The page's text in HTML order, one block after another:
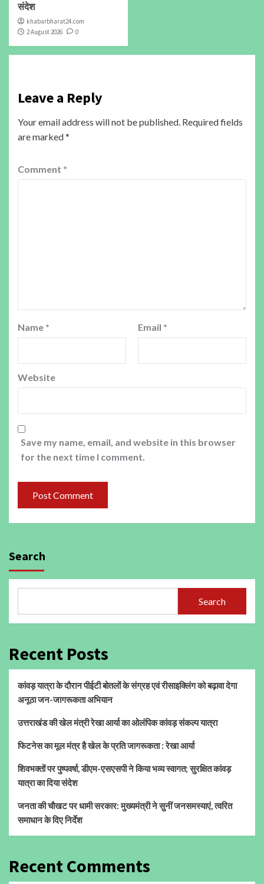
संदेश
khabarbharat24.com
2 August 2026
0
Leave a Reply
Your email address will not be published. Required fields
are marked*
Comment *
Name * Email *
Website
Save my name, email, and website in this browser
for the next time I comment.
Search
Search
Recent Posts
कांवड़ यात्रा के दौरान पीईटी बोतलों के संग्रह एवं रीसाइक्लिंग को बढ़ावा देगा
अनूठा जन-जागरूकता अभियान
उत्तराखंड की खेल मंत्री रेखा आर्या का ओलंपिक कांवड़ संकल्प यात्रा
फिटनेस का मूल मंत्र है खेल के प्रति जागरूकता : रेखा आर्या
शिवभक्तों पर पुष्पवर्षा, डीएम-एसएसपी ने किया भव्य स्वागत; सुरक्षित कांवड़
यात्रा का दिया संदेश
जनता की चौखट पर धामी सरकार: मुख्यमंत्री ने सुनीं जनसमस्याएं, त्वरित
समाधान के दिए निर्देश
Recent Comments